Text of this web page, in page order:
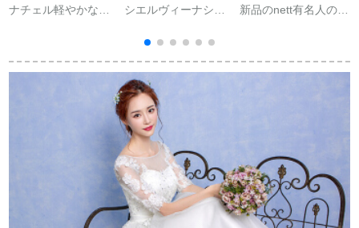
ナチェル軽やかなウ
ホワイトドレン(3点
シエルヴィーナシー
ーディー2018新型高
腰新婦结婚冬服オフ
シロールダイズ冬白L
新品のnett有名人の白
地する学生が撮影す